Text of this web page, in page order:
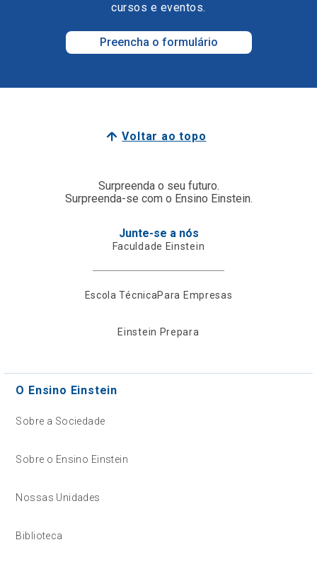
cursos e eventos.
Preencha o formulário
Voltar ao topo
Surpreenda o seu futuro.
Surpreenda-se com o Ensino Einstein.
Junte-se a nós
Faculdade Einstein
Escola TécnicaPara Empresas
Einstein Prepara
O Ensino Einstein
Sobre a Sociedade
Sobre o Ensino Einstein
Nossas Unidades
Biblioteca